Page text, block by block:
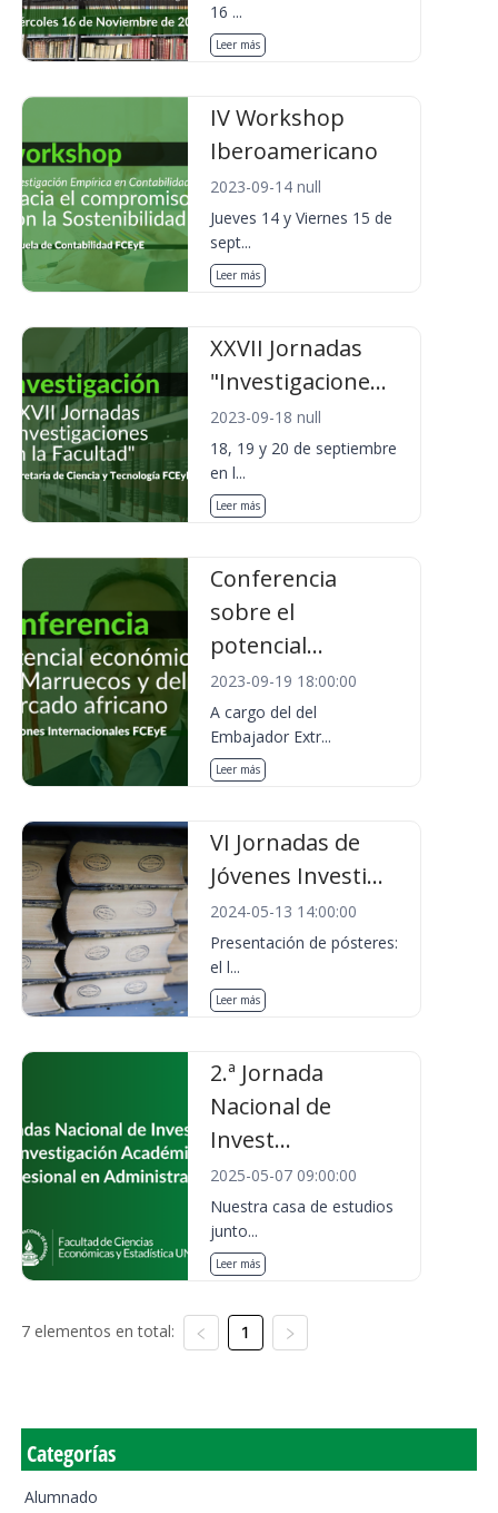
16 ...
Leer más
IV Workshop
Iberoamericano
2023-09-14 null
Jueves 14 y Viernes 15 de
sept...
Leer más
XXVII Jornadas
"Investigacione...
2023-09-18 null
18, 19 y 20 de septiembre
en l...
Leer más
Conferencia
sobre el
potencial...
2023-09-19 18:00:00
A cargo del del
Embajador Extr...
Leer más
VI Jornadas de
Jóvenes Investi...
2024-05-13 14:00:00
Presentación de pósteres:
el l...
Leer más
2.ª Jornada
Nacional de
Invest...
2025-05-07 09:00:00
Nuestra casa de estudios
junto...
Leer más
7 elementos en total: 1
Categorías
Alumnado